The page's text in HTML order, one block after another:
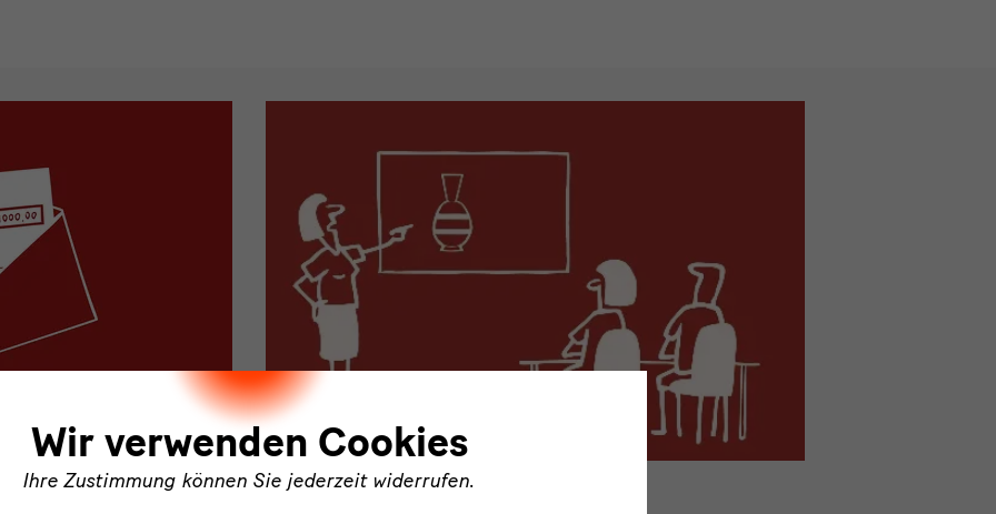
Wir verwenden Cookies
Ihre Zustimmung können Sie jederzeit widerrufen.